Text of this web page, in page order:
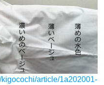
article/1a202001-